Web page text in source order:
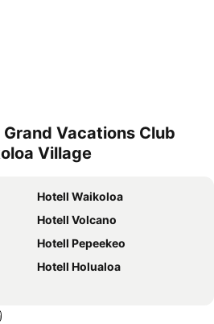
Vacations Club
Village
Hotell Waikoloa
Hotell Volcano
Hotell Pepeekeo
Hotell Holualoa